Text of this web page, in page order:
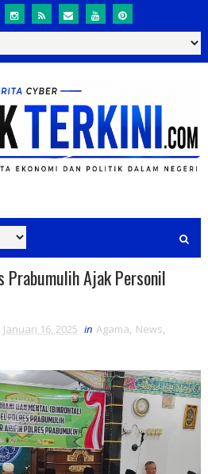
Prabumulih Ajak Personil
Januari 16, 2025 in Agama, News,